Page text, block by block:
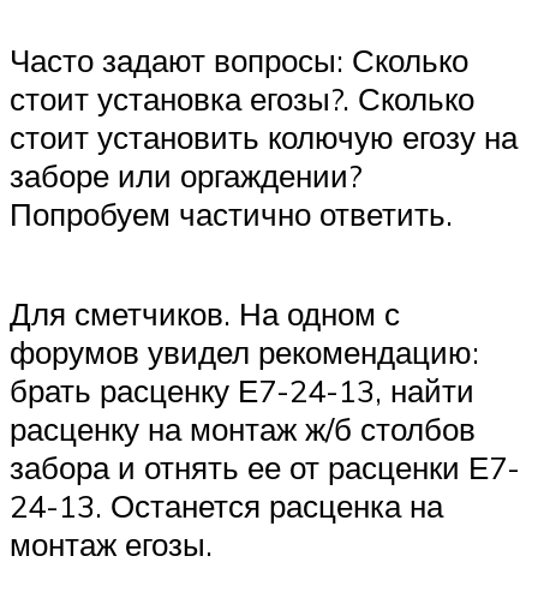
Часто задают вопросы: Сколько
стоит установка егозы?. Сколько
стоит установить колючую егозу на
заборе или оргаждении?
Попробуем частично ответить.
Для сметчиков. На одном с
форумов увидел рекомендацию:
брать расценку Е7-24-13, найти
расценку на монтаж ж/б столбов
забора и отнять ее от расценки Е7-
24-13. Останется расценка на
монтаж егозы.